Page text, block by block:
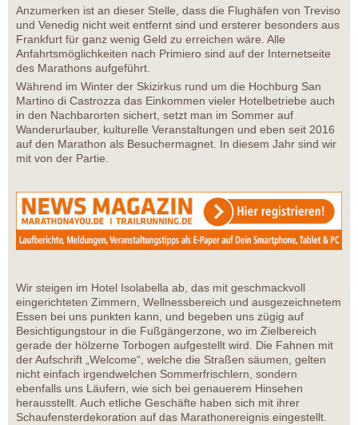
Anzumerken ist an dieser Stelle, dass die Flughäfen von Treviso
und Venedig nicht weit entfernt sind und ersterer besonders aus
Frankfurt für ganz wenig Geld zu erreichen wäre. Alle
Anfahrtsmöglichkeiten nach Primiero sind auf der Internetseite
des Marathons aufgeführt.
Während im Winter der Skizirkus rund um die Hochburg San
Martino di Castrozza das Einkommen vieler Hotelbetriebe auch
in den Nachbarorten sichert, setzt man im Sommer auf
Wanderurlauber, kulturelle Veranstaltungen und eben seit 2016
auf den Marathon als Besuchermagnet. In diesem Jahr sind wir
mit von der Partie.
Wir steigen im Hotel Isolabella ab, das mit geschmackvoll
eingerichteten Zimmern, Wellnessbereich und ausgezeichnetem
Essen bei uns punkten kann, und begeben uns zügig auf
Besichtigungstour in die Fußgängerzone, wo im Zielbereich
gerade der hölzerne Torbogen aufgestellt wird. Die Fahnen mit
der Aufschrift „Welcome“, welche die Straßen säumen, gelten
nicht einfach irgendwelchen Sommerfrischlern, sondern
ebenfalls uns Läufern, wie sich bei genauerem Hinsehen
herausstellt. Auch etliche Geschäfte haben sich mit ihrer
Schaufensterdekoration auf das Marathonereignis eingestellt.